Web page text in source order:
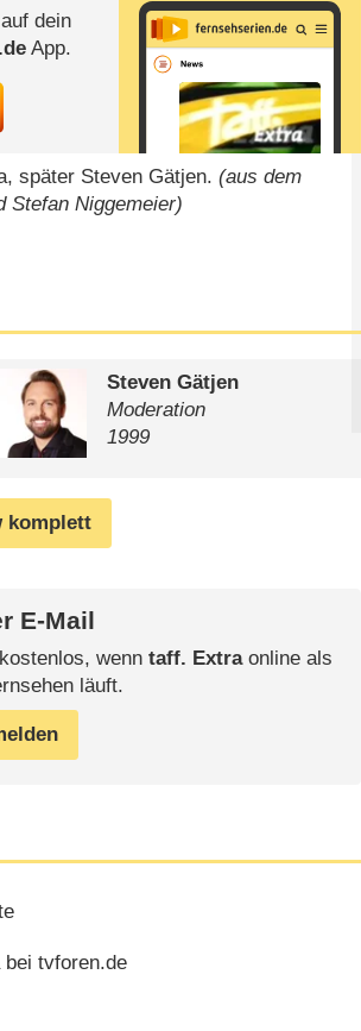
dein
App.
später Steven Gätjen.(aus dem
Stefan Niggemeier)
Steven Gätjen
Moderation
1999
komplett
E-Mail
wenn taff. Extraonline als
läuft.
tvforen.de